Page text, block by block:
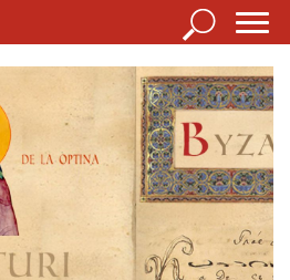
de
Căutare